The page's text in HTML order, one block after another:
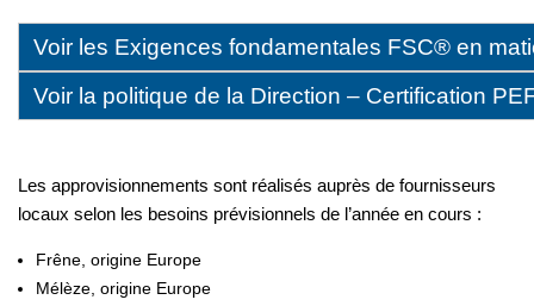
Voir les Exigences fondamentales FSC® en
Voir la politique de la Direction – Certification
Les approvisionnements sont réalisés auprès de fournisseurs
locaux selon les besoins prévisionnels de l’année en cours :
Frêne, origine Europe
Mélèze, origine Europe